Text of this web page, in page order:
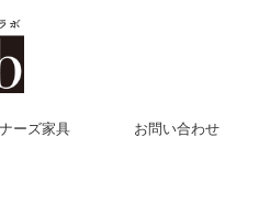
ーズ家具 お問い合わせ